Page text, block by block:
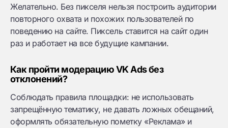
Желательно. Без пикселя нельзя построить аудитории
повторного охвата и похожих пользователей по
поведению на сайте. Пиксель ставится на сайт один
раз и работает на все будущие кампании.
Как пройти модерацию VK Ads без
отклонений?
Соблюдать правила площадки: не использовать
запрещённую тематику, не давать ложных обещаний,
оформлять обязательную пометку «Реклама» и